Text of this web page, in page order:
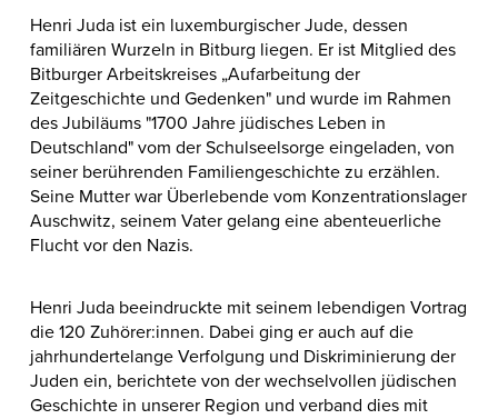
Henri Juda ist ein luxemburgischer Jude, dessen
familiären Wurzeln in Bitburg liegen. Er ist Mitglied des
Bitburger Arbeitskreises „Aufarbeitung der
Zeitgeschichte und Gedenken" und wurde im Rahmen
des Jubiläums "1700 Jahre jüdisches Leben in
Deutschland" vom der Schulseelsorge eingeladen, von
seiner berührenden Familiengeschichte zu erzählen.
Seine Mutter war Überlebende vom Konzentrationslager
Auschwitz, seinem Vater gelang eine abenteuerliche
Flucht vor den Nazis.
Henri Juda beeindruckte mit seinem lebendigen Vortrag
die 120 Zuhörer:innen. Dabei ging er auch auf die
jahrhundertelange Verfolgung und Diskriminierung der
Juden ein, berichtete von der wechselvollen jüdischen
Geschichte in unserer Region und verband dies mit